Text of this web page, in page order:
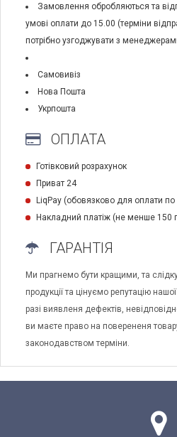
Замовлення обробляються та
умові оплати до 15.00 (терміни
потрібно узгоджувати з
Самовивіз
Нова Пошта
Укрпошта
ОПЛАТА
Готівковий розрахунок
Приват 24
LiqPay (обовязково для оплати
Накладний платіж (не менше 150
ГАРАНТІЯ
Ми прагнемо бути кращими, та
продукції та цінуємо репутацію
разі виявленя дефектів,
ви маєте право на поверененя
законодавством терміни.